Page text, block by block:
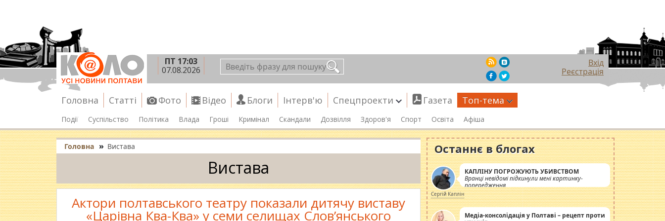
ПТ 17:03
07.08.2026
Вхід
Реєстрація
Головна Статті Фото Відео Блоги Інтерв'ю Спецпроекти Газета Топ-тема
Події Суспільство Політика Влада Гроші Кримінал Скандали Дозвілля Здоров'я Спорт Освіта Афіша
Головна » Вистава
Вистава
Актори полтавського театру показали дитячу виставу
«Царівна Ква-Ква» у семи селищах Слов’янського
Останнє в блогах
КАПЛІНУ ПОГРОЖУЮТЬ УБИВСТВОМ
Вранці невідомі підкинули мені картинку-
попередження
Сергій Каплін
Медіа-консолідація у Полтаві – рецепт проти